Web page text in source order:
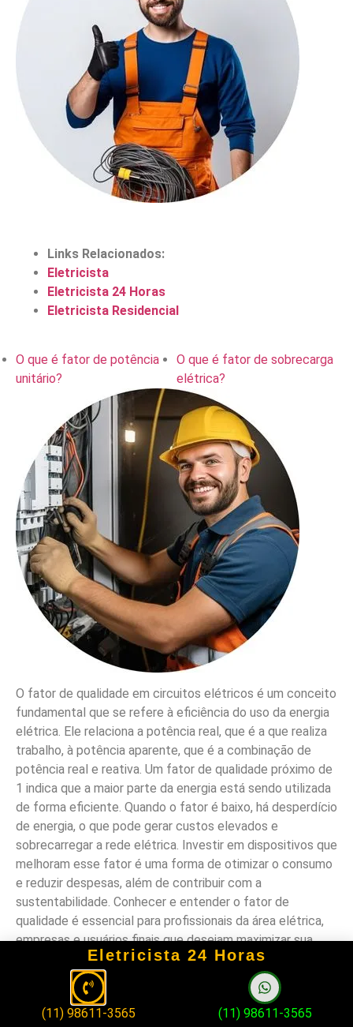
Links Relacionados:
Eletricista
Eletricista 24 Horas
Eletricista Residencial
O que é fator de potência
unitário?
O que é fator de sobrecarga
elétrica?
O fator de qualidade em circuitos elétricos é um conceito
fundamental que se refere à eficiência do uso da energia
elétrica. Ele relaciona a potência real, que é a que realiza
trabalho, à potência aparente, que é a combinação de
potência real e reativa. Um fator de qualidade próximo de
1 indica que a maior parte da energia está sendo utilizada
de forma eficiente. Quando o fator é baixo, há desperdício
de energia, o que pode gerar custos elevados e
sobrecarregar a rede elétrica. Investir em dispositivos que
melhoram esse fator é uma forma de otimizar o consumo
e reduzir despesas, além de contribuir com a
sustentabilidade. Conhecer e entender o fator de
qualidade é essencial para profissionais da área elétrica,
empresas e usuários finais que desejam maximizar sua
eficiência energética e minimizar impactos financeiros.
Eletricista 24 Horas
(11) 98611-3565 (11) 98611-3565